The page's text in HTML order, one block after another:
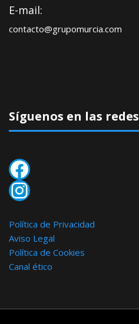
E-mail:
contacto@grupomurcia.com
Síguenos en las redes
Facebook
Instagram
Política de Privacidad
Aviso Legal
Política de Cookies
Canal ético